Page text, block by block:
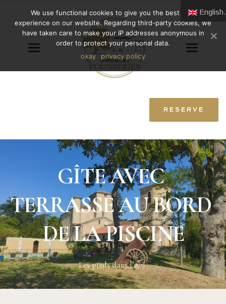
RESERVE
GÎTE AVEC
TERRASSE AU BORD
DE LA PISCINE
Les pieds dans l’eau
English (UK)
We use functional cookies to give you the best user
experience on our website. Regarding third-party cookies, we
have taken care to make your IP addresses anonymous in
order to protect your personal data.
okay
privacy policy